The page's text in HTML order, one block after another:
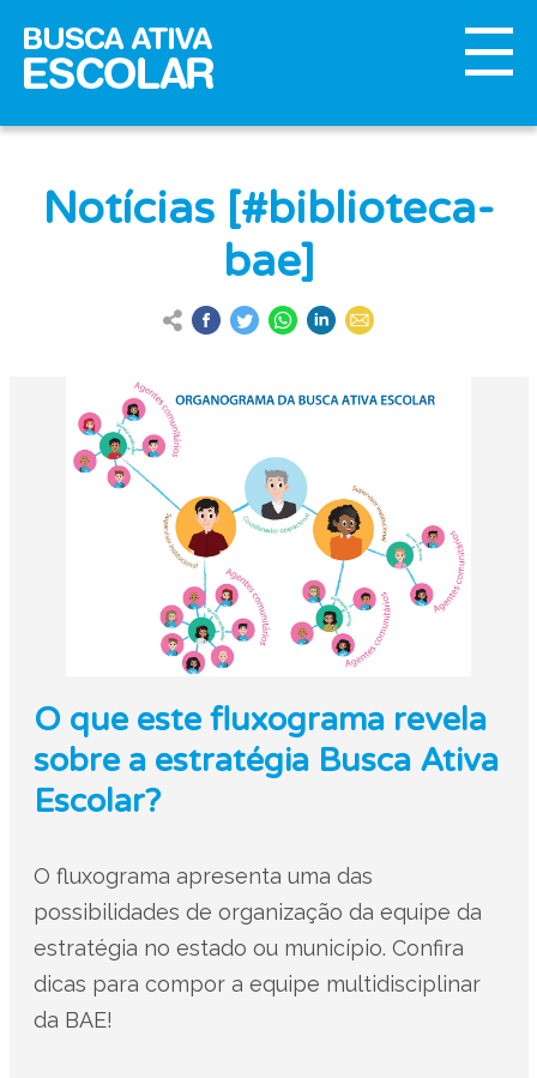
Notícias [#biblioteca-
bae]
O que este fluxograma revela
sobre a estratégia Busca Ativa
Escolar?
O fluxograma apresenta uma das
possibilidades de organização da equipe da
estratégia no estado ou município. Confira
dicas para compor a equipe multidisciplinar
da BAE!